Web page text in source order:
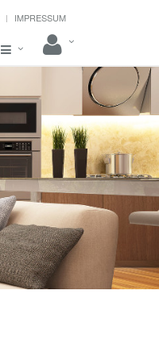
IMPRESSUM